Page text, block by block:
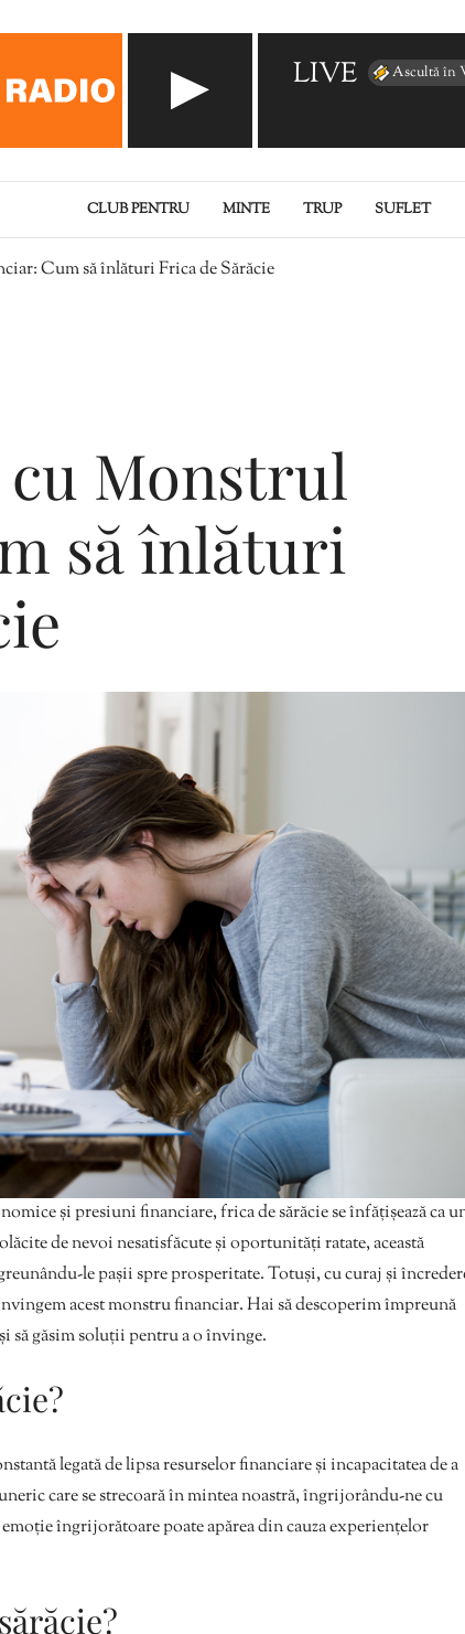
LIVE Ascultă în
CLUB PENTRU MINTE TRUP SUFLET
Cum să înlături Frica de Sărăcie
Monstrul
să înlături
și presiuni financiare, frica de sărăcie se înfățișează ca
de nevoi nesatisfăcute și oportunități ratate, această
le pașii spre prosperitate. Totuși, cu curaj și
acest monstru financiar. Hai să descoperim împreună
să găsim soluții pentru a o învinge.
legată de lipsa resurselor financiare și incapacitatea de a
care se strecoară în mintea noastră, îngrijorându-ne cu
îngrijorătoare poate apărea din cauza experiențelor